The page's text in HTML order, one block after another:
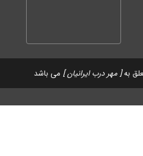
به[ مهر درب ایرانیان ] می باشد